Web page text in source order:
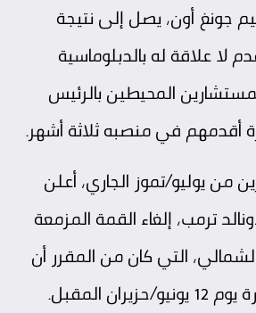
جونغ أون، يصل إلى نتيجة
لا علاقة له بالدبلوماسية
المحيطين بالرئيس
أقدمهم في منصبه ثلاثة أشهر.
من يوليو/تموز الجاري، أعلن
ترمب، إلغاء القمة المزمعة
التي كان من المقرر أن
تستضيفها سنغافورة يوم 12 يونيو/حزيران المقبل.